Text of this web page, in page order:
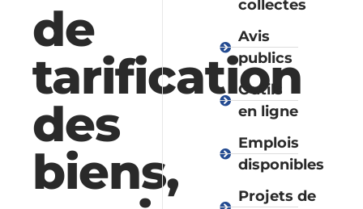
de
tarification
des
biens,
collectes
Avis
publics
Outils
en ligne
Emplois
disponibles
Projets de